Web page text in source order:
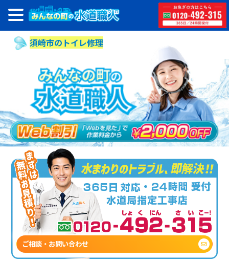
須崎市のトイレ修理
ご相談・お問い合わせ